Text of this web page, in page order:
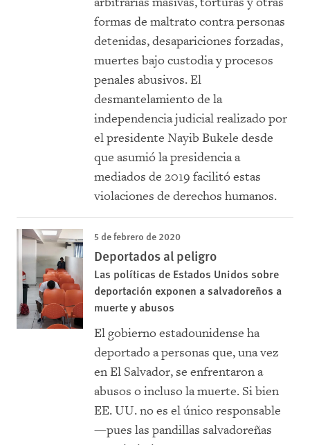
formas de maltrato contra personas
detenidas, desapariciones forzadas,
muertes bajo custodia y procesos
penales abusivos. El
desmantelamiento de la
independencia judicial realizado por
el presidente Nayib Bukele desde
que asumió la presidencia a
mediados de 2019 facilitó estas
violaciones de derechos humanos.
5 de febrero de 2020
Deportados al peligro
Las políticas de Estados Unidos sobre
deportación exponen a salvadoreños a
muerte y abusos
El gobierno estadounidense ha
deportado a personas que, una vez
en El Salvador, se enfrentaron a
abusos o incluso la muerte. Si bien
EE. UU. no es el único responsable
—pues las pandillas salvadoreñas